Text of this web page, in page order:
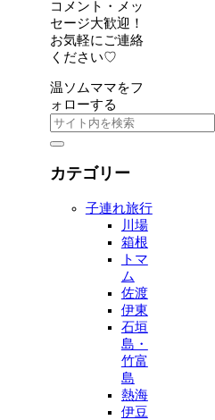
コメント・メッ
セージ大歓迎！
お気軽にご連絡
ください♡
温ソムママをフ
ォローする
カテゴリー
子連れ旅行
川場
箱根
トマ
ム
佐渡
伊東
石垣
島・
竹富
島
熱海
伊豆